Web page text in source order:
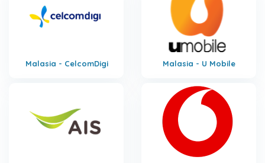
Malasia - CelcomDigi Malasia - U Mobile